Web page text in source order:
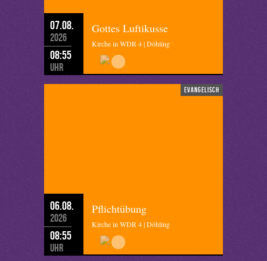
07.08.
2026
08:55
Uhr
Gottes Luftikusse
Kirche in WDR 4 | Döhling
evangelisch
06.08.
2026
08:55
Uhr
Pflichtübung
Kirche in WDR 4 | Döhling